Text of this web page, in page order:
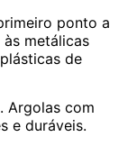
ponto a
metálicas
de
Argolas com
e duráveis.